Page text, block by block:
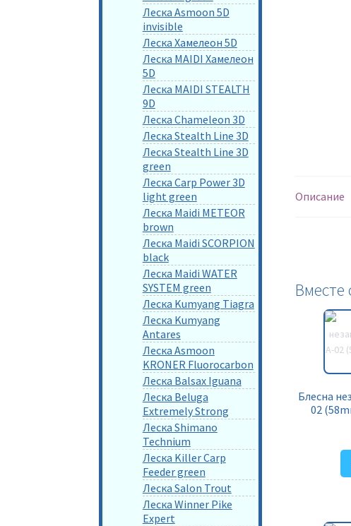
Описание
Вместе
Блесна
02
Леска Asmoon 5D
invisible
Леска Хамелеон 5D
Леска MAIDI Хамелеон
5D
Леска MAIDI STEALTH
9D
Леска Chameleon 3D
Леска Stealth Line 3D
Леска Stealth Line 3D
green
Леска Carp Power 3D
light green
Леска Maidi METEOR
brown
Леска Maidi SCORPION
black
Леска Maidi WATER
SYSTEM green
Леска Kumyang Tiagra
Леска Kumyang
Antares
Леска Asmoon
KRONER Fluorocarbon
Леска Balsax Iguana
Леска Beluga
Extremely Strong
Леска Shimano
Technium
Леска Killer Carp
Feeder green
Леска Salon Trout
Леска Winner Pike
Expert